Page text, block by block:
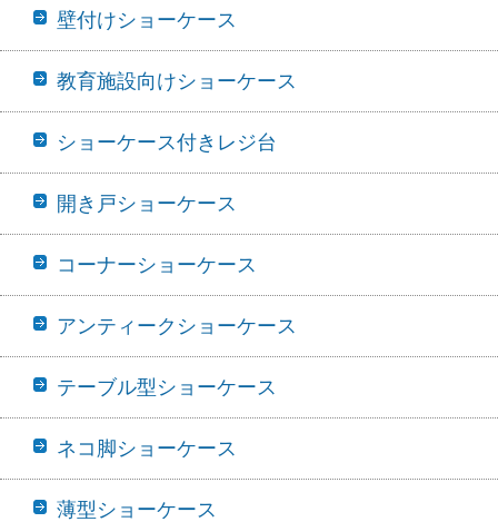
壁付けショーケース
教育施設向けショーケース
ショーケース付きレジ台
開き戸ショーケース
コーナーショーケース
アンティークショーケース
テーブル型ショーケース
ネコ脚ショーケース
薄型ショーケース